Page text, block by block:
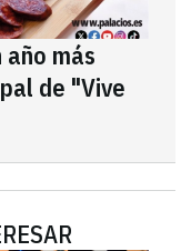
más
de "Vive